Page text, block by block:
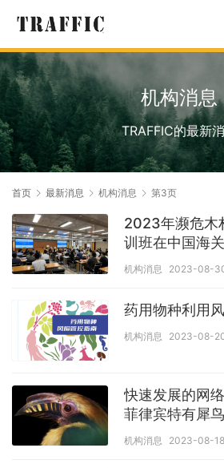
机构消息
TRAFFIC的最新
首页 最新消息 机构消息 第3页
2023年濒危木
训班在中国海
举行
机构消息 2023-08-
药用物种利用
机构消息 2023-08-
快速发展的网
菲律宾特有犀
机构消息 2023-08-18